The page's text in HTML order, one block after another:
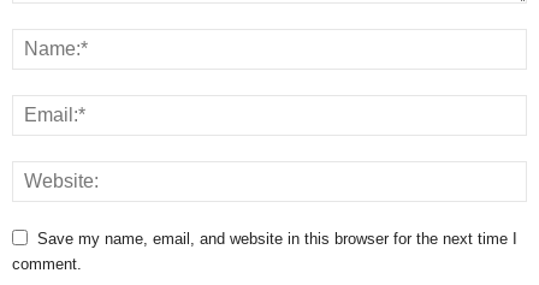
Save my name, email, and website in this browser for the next time I
comment.